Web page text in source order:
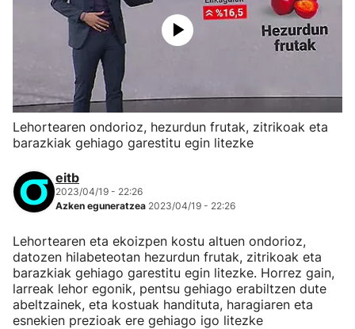
Lehortearen ondorioz, hezurdun frutak, zitrikoak eta
barazkiak gehiago garestitu egin litezke
eitb
2023/04/19 - 22:26
Azken eguneratzea 2023/04/19 - 22:26
Lehortearen eta ekoizpen kostu altuen ondorioz,
datozen hilabeteotan hezurdun frutak, zitrikoak eta
barazkiak gehiago garestitu egin litezke. Horrez gain,
larreak lehor egonik, pentsu gehiago erabiltzen dute
abeltzainek, eta kostuak handituta, haragiaren eta
esnekien prezioak ere gehiago igo litezke